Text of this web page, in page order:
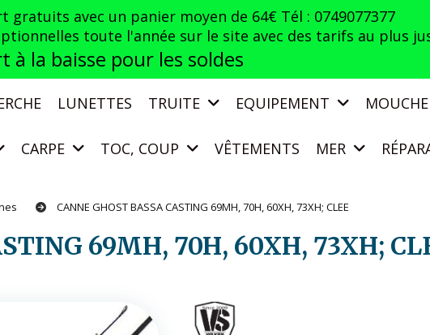
avec un panier moyen de 64€ Tél : 0749077377
toute l'année sur le site avec des tarifs au plus
à la baisse pour les soldes
LUNETTES TRUITE EQUIPEMENT MOUCHE
CARPE TOC, COUP VÊTEMENTS MER
CANNE GHOST BASSA CASTING 69MH, 70H, 60XH, 73XH; CLEE
69MH, 70H, 60XH, 73XH;